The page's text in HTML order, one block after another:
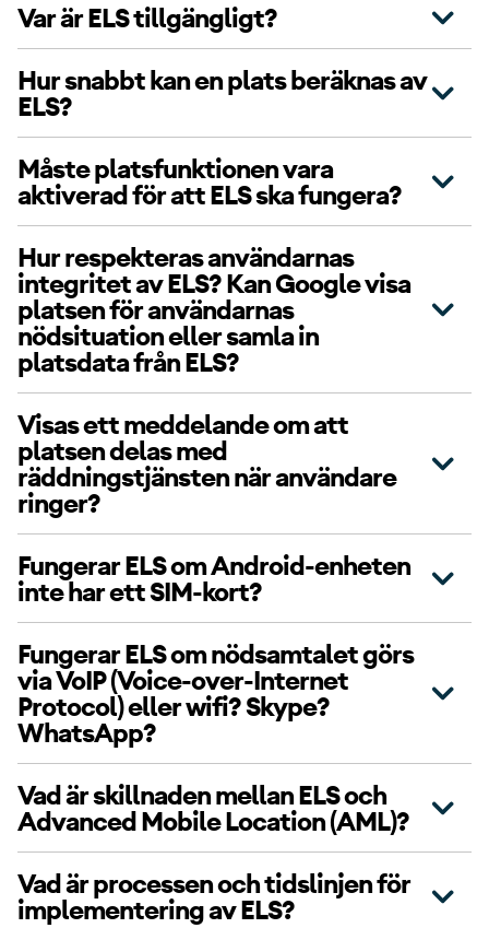
Var är ELS tillgängligt?
Hur snabbt kan en plats beräknas av
ELS?
Måste platsfunktionen vara
aktiverad för att ELS ska fungera?
Hur respekteras användarnas
integritet av ELS? Kan Google visa
platsen för användarnas
nödsituation eller samla in
platsdata från ELS?
Visas ett meddelande om att
platsen delas med
räddningstjänsten när användare
ringer?
Fungerar ELS om Android-enheten
inte har ett SIM-kort?
Fungerar ELS om nödsamtalet görs
via VoIP (Voice-over-Internet
Protocol) eller wifi? Skype?
WhatsApp?
Vad är skillnaden mellan ELS och
Advanced Mobile Location (AML)?
Vad är processen och tidslinjen för
implementering av ELS?